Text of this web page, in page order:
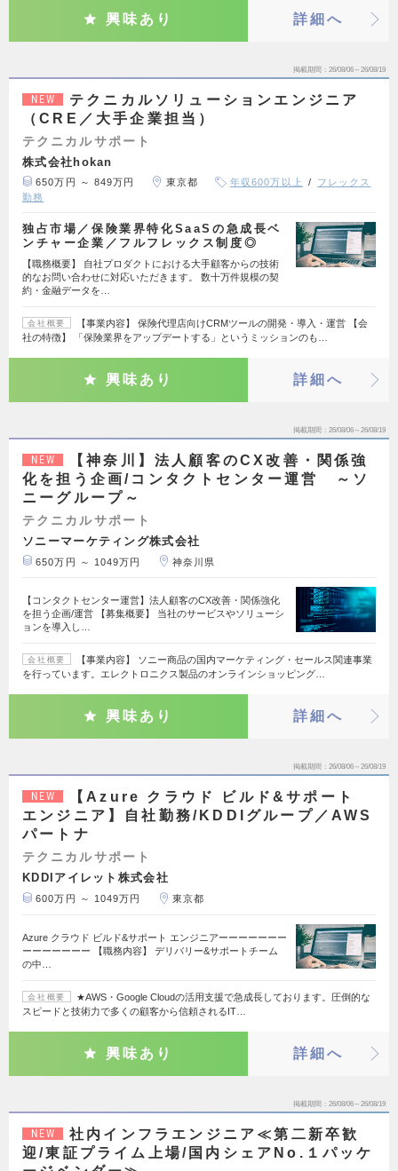
興味あり 詳細へ
掲載期間 26/08/06～26/08/19
NEW
テクニカルソリューションエンジニア
（CRE／大手企業担当）
テクニカルサポート
株式会社hokan
650万円 ～ 849万円 東京都 年収600万以上
フレックス
勤務
独占市場／保険業界特化SaaSの急成長ベ
ンチャー企業／フルフレックス制度◎
【職務概要】 自社プロダクトにおける大手顧客からの技術
的なお問い合わせに対応いただきます。 数十万件規模の契
約・金融データを…
会社概要
【事業内容】 保険代理店向けCRMツールの開発・導入・運営 【会
社の特徴】 「保険業界をアップデートする」というミッションのも…
興味あり 詳細へ
掲載期間 26/08/06～26/08/19
NEW
【神奈川】法人顧客のCX改善・関係強
化を担う企画/コンタクトセンター運営 ～ソ
ニーグループ～
テクニカルサポート
ソニーマーケティング株式会社
650万円 ～ 1049万円 神奈川県
【コンタクトセンター運営】法人顧客のCX改善・関係強化
を担う企画/運営 【募集概要】 当社のサービスやソリューシ
ョンを導入し…
会社概要
【事業内容】 ソニー商品の国内マーケティング・セールス関連事業
を行っています。エレクトロニクス製品のオンラインショッピング…
興味あり 詳細へ
掲載期間 26/08/06～26/08/19
NEW
【Azure クラウド ビルド&サポート
エンジニア】自社勤務/KDDIグループ／AWS
パートナ
テクニカルサポート
KDDIアイレット株式会社
600万円 ～ 1049万円 東京都
Azure クラウド ビルド&サポート エンジニアーーーーーーー
ーーーーーーー 【職務内容】 デリバリー&サポートチーム
の中…
会社概要
★AWS・Google Cloudの活用支援で急成長しております。圧倒的な
スピードと技術力で多くの顧客から信頼されるIT…
興味あり 詳細へ
掲載期間 26/08/06～26/08/19
NEW
社内インフラエンジニア≪第二新卒歓
迎/東証プライム上場/国内シェアNo.１パッケ